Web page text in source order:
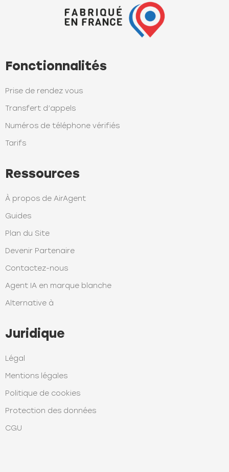
Fonctionnalités
Prise de rendez vous
Transfert d’appels
Numéros de téléphone vérifiés
Tarifs
Ressources
À propos de AirAgent
Guides
Plan du Site
Devenir Partenaire
Contactez-nous
Agent IA en marque blanche
Alternative à
Juridique
Légal
Mentions légales
Politique de cookies
Protection des données
CGU